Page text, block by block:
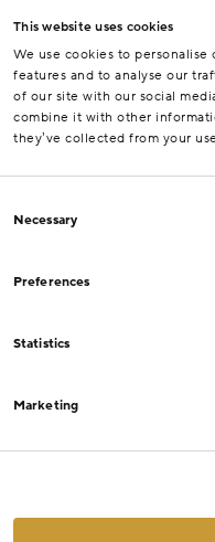
This website uses cookies
We use cookies to
features and to analyse our
of our site with our social
combine it with other
they’ve collected from your
Selection
Necessary
Preferences
Statistics
Marketing